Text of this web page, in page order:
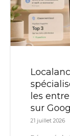
les
sur
21 juillet 2026